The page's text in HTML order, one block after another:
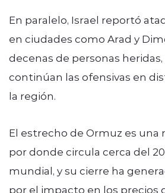
En paralelo, Israel reportó
en ciudades como Arad y
decenas de personas
continúan las ofensivas en
la región.
El estrecho de Ormuz es una
por donde circula cerca del
mundial, y su cierre ha
por el impacto en los precios